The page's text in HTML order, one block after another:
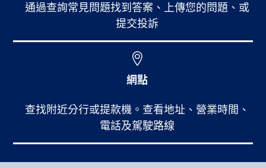
通過查詢常見問題找到答案、上傳您的問題、或
提交投訴
網點
查找附近分行或提款機。查看地址、營業時間、
電話及駕駛路線